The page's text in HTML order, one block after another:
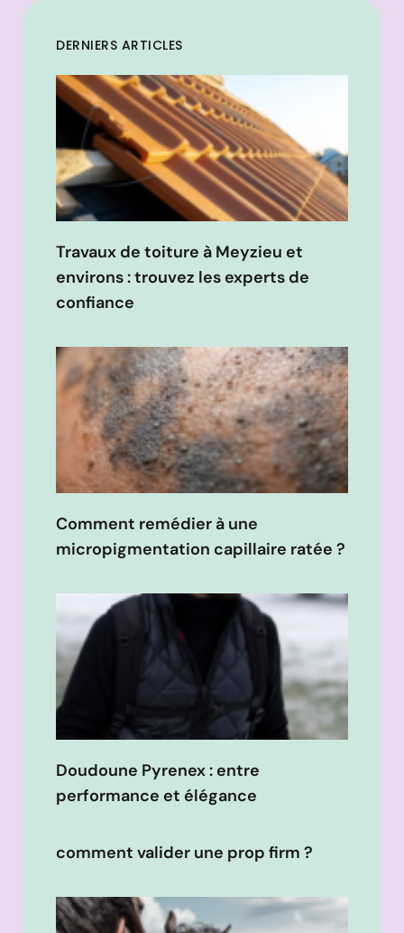
DERNIERS ARTICLES
Travaux de toiture à Meyzieu et
environs : trouvez les experts de
confiance
Comment remédier à une
micropigmentation capillaire ratée ?
Doudoune Pyrenex : entre
performance et élégance
comment valider une prop firm ?